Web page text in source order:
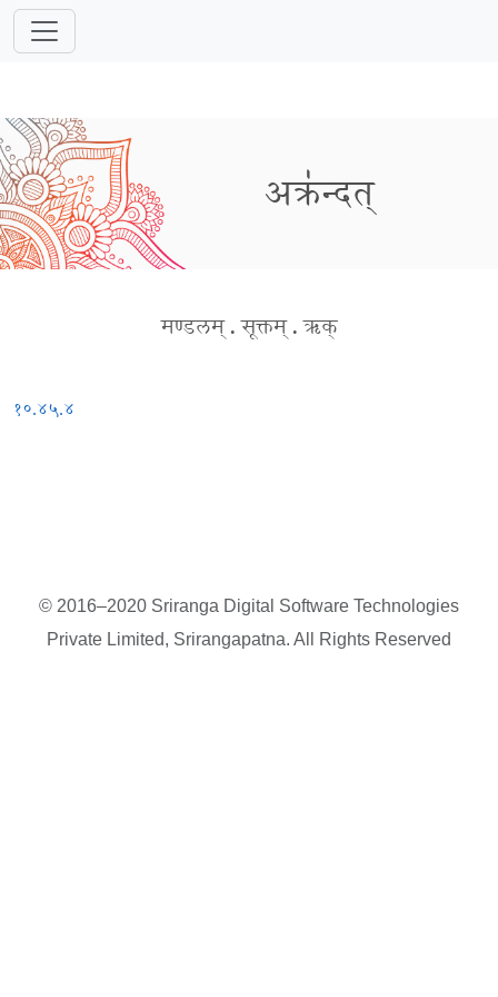
अक्र॑न्दत्
मण्डलम् . सूक्तम् . ऋक्
१०.४५.४
© 2016–2020 Sriranga Digital Software Technologies
Private Limited, Srirangapatna. All Rights Reserved